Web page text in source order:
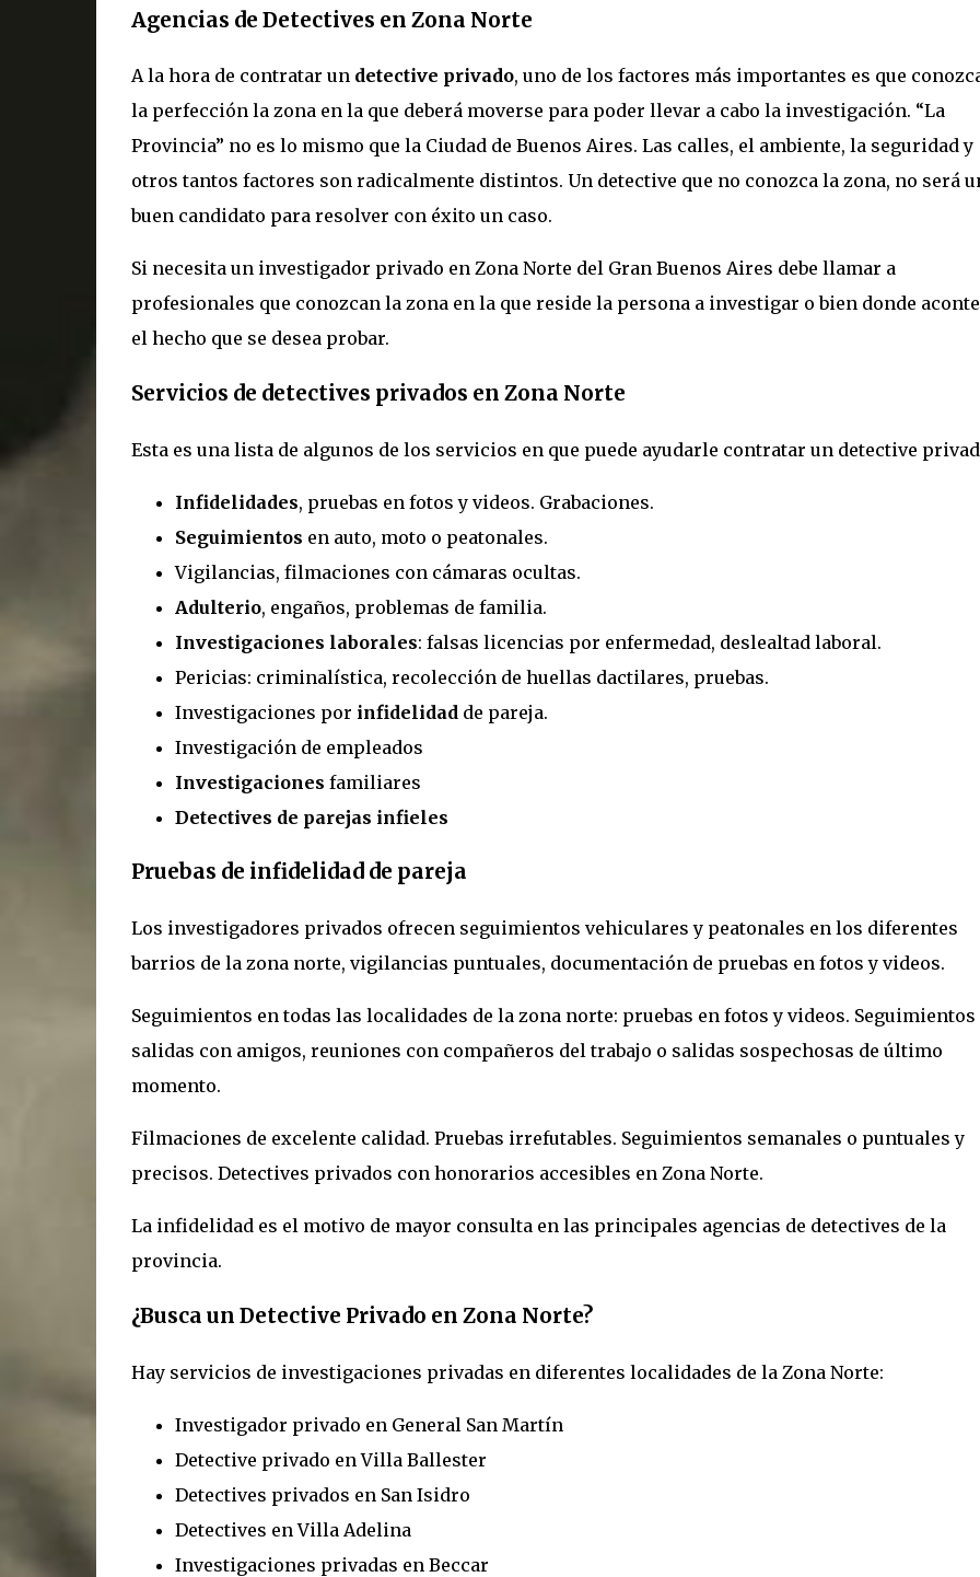
Agencias de Detectives en Zona Norte
A la hora de contratar un detective privado, uno de los factores más importantes es que
la perfección la zona en la que deberá moverse para poder llevar a cabo la investigación. “La
Provincia” no es lo mismo que la Ciudad de Buenos Aires. Las calles, el ambiente, la seguridad y
otros tantos factores son radicalmente distintos. Un detective que no conozca la zona, no será
buen candidato para resolver con éxito un caso.
Si necesita un investigador privado en Zona Norte del Gran Buenos Aires debe llamar a
profesionales que conozcan la zona en la que reside la persona a investigar o bien donde
el hecho que se desea probar.
Servicios de detectives privados en Zona Norte
Esta es una lista de algunos de los servicios en que puede ayudarle contratar un detective
Infidelidades, pruebas en fotos y videos. Grabaciones.
Seguimientos en auto, moto o peatonales.
Vigilancias, filmaciones con cámaras ocultas.
Adulterio, engaños, problemas de familia.
Investigaciones laborales: falsas licencias por enfermedad, deslealtad laboral.
Pericias: criminalística, recolección de huellas dactilares, pruebas.
Investigaciones por infidelidad de pareja.
Investigación de empleados
Investigaciones familiares
Detectives de parejas infieles
Pruebas de infidelidad de pareja
Los investigadores privados ofrecen seguimientos vehiculares y peatonales en los diferentes
barrios de la zona norte, vigilancias puntuales, documentación de pruebas en fotos y videos.
Seguimientos en todas las localidades de la zona norte: pruebas en fotos y videos. Seguimientos
salidas con amigos, reuniones con compañeros del trabajo o salidas sospechosas de último
momento.
Filmaciones de excelente calidad. Pruebas irrefutables. Seguimientos semanales o puntuales y
precisos. Detectives privados con honorarios accesibles en Zona Norte.
La infidelidad es el motivo de mayor consulta en las principales agencias de detectives de la
provincia.
¿Busca un Detective Privado en Zona Norte?
Hay servicios de investigaciones privadas en diferentes localidades de la Zona Norte:
Investigador privado en General San Martín
Detective privado en Villa Ballester
Detectives privados en San Isidro
Detectives en Villa Adelina
Investigaciones privadas en Beccar